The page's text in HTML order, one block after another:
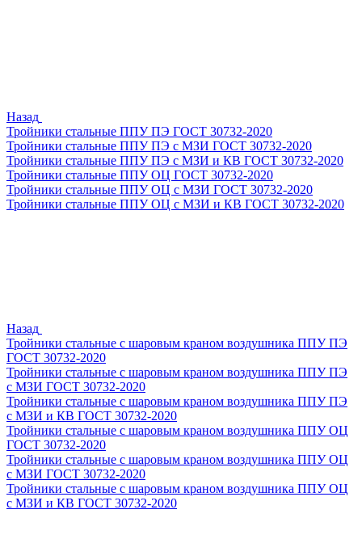
Назад
Тройники стальные ППУ ПЭ ГОСТ 30732-2020
Тройники стальные ППУ ПЭ с МЗИ ГОСТ 30732-2020
Тройники стальные ППУ ПЭ с МЗИ и КВ ГОСТ 30732-2020
Тройники стальные ППУ ОЦ ГОСТ 30732-2020
Тройники стальные ППУ ОЦ с МЗИ ГОСТ 30732-2020
Тройники стальные ППУ ОЦ с МЗИ и КВ ГОСТ 30732-2020
Назад
Тройники стальные с шаровым краном воздушника ППУ ПЭ
ГОСТ 30732-2020
Тройники стальные с шаровым краном воздушника ППУ ПЭ
с МЗИ ГОСТ 30732-2020
Тройники стальные с шаровым краном воздушника ППУ ПЭ
с МЗИ и КВ ГОСТ 30732-2020
Тройники стальные с шаровым краном воздушника ППУ ОЦ
ГОСТ 30732-2020
Тройники стальные с шаровым краном воздушника ППУ ОЦ
с МЗИ ГОСТ 30732-2020
Тройники стальные с шаровым краном воздушника ППУ ОЦ
с МЗИ и КВ ГОСТ 30732-2020